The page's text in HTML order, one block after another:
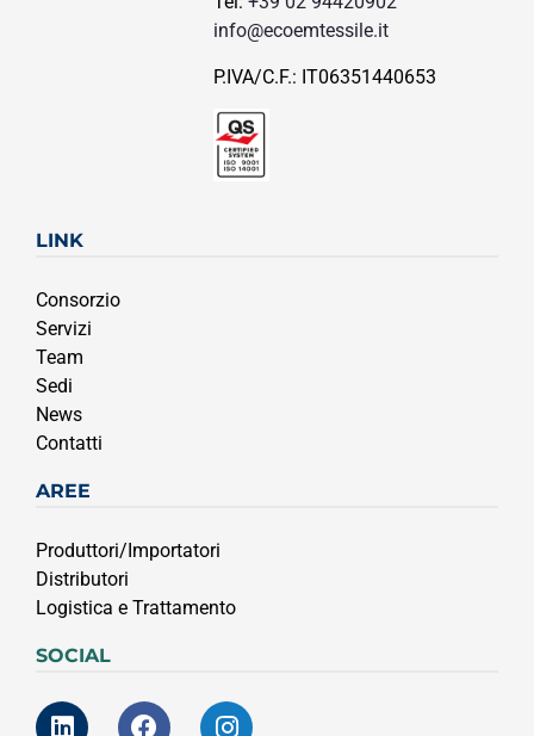
info@ecoemtessile.it
P.IVA/C.F.: IT06351440653
LINK
Consorzio
Servizi
Team
Sedi
News
Contatti
AREE
Produttori/Importatori
Distributori
Logistica e Trattamento
SOCIAL